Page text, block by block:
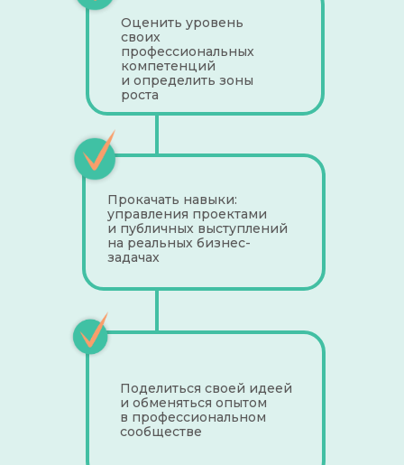
Оценить уровень
своих
профессиональных
компетенций
и определить зоны
роста
Прокачать навыки:
управления проектами
и публичных выступлений
на реальных бизнес-
задачах
Поделиться своей идеей
и обменяться опытом
в профессиональном
сообществе